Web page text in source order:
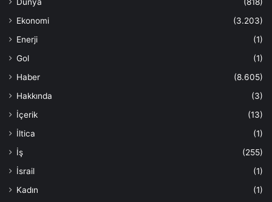
Ekonomi
(3.203)
Enerji
(1)
Gol
(1)
Haber
(8.605)
Hakkında
(3)
İçerik
(13)
İltica
(1)
İş
(255)
İsrail
(1)
Kadın
(1)